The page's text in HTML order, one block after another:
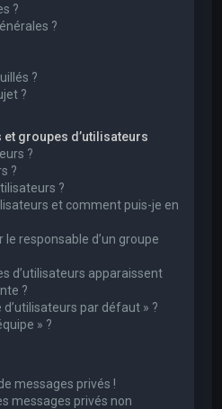
?
?
?
?
groupes d’utilisateurs
?
?
?
et comment puis-je en
responsable d’un groupe
d’utilisateurs apparaissent
?
d’utilisateurs par défaut » ?
» ?
messages privés !
messages privés non